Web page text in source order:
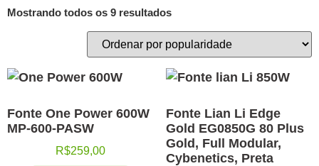
Mostrando todos os 9 resultados
Fonte One Power 600W
MP-600-PASW
R$259,00
Fonte Lian Li Edge
Gold EG0850G 80 Plus
Gold, Full Modular,
Cybenetics, Preta